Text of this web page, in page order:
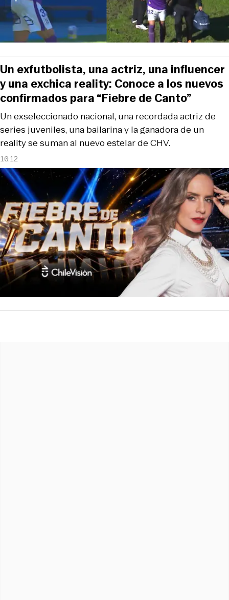
16:12
Un exseleccionado nacional, una recordada actriz de
series juveniles, una bailarina y la ganadora de un
reality se suman al nuevo estelar de CHV.
Un exfutbolista, una actriz, una influencer
y una exchica reality: Conoce a los nuevos
confirmados para “Fiebre de Canto”